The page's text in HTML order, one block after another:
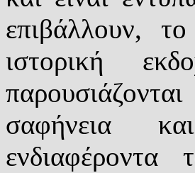
επιβάλλουν,
ιστορική
σαφήνεια